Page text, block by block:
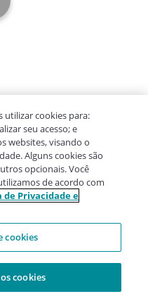
utilizar cookies para:
seu acesso; e
websites, visando o
Alguns cookies são
opcionais. Você
de acordo com
de Privacidade e
cookies
cookies